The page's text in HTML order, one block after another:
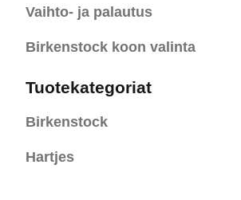
Vaihto- ja palautus
Birkenstock koon valinta
Tuotekategoriat
Birkenstock
Hartjes